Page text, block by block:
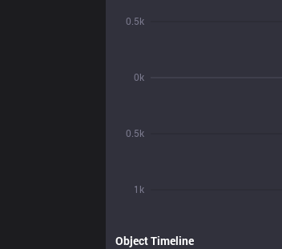
1k
0.5k
0k
0.5k
Object Timeline